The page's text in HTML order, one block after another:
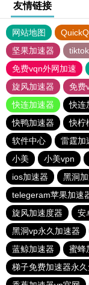
友情链接
网站地图 QuickQ
坚果加速器
免费vqn外网加速
旋风加速器
免费
快连加速器
快连
快鸭加速器
快柠
软件中心
雷霆加
小美
小美vpn
ios加速器
黑洞
telegeram苹果加速
旋风加速度器
安
黑洞vp永久加速器
蓝鲸加速器
蜜蜂
梯子免费加速器永